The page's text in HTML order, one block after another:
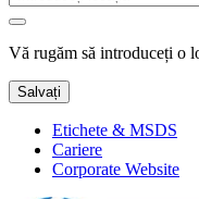
Vă rugăm să introduceți o
Salvați
Etichete & MSDS
Cariere
Corporate Website